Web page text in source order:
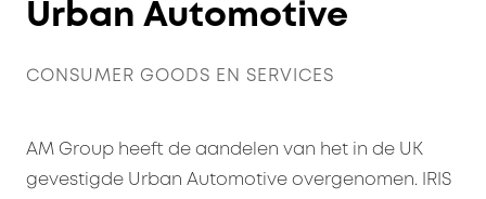
Urban Automotive
CONSUMER GOODS EN SERVICES
AM Group heeft de aandelen van het in de UK
gevestigde Urban Automotive overgenomen. IRIS